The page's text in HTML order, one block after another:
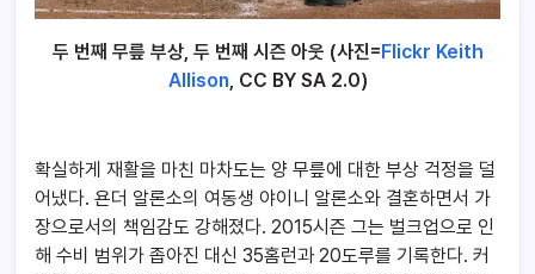
두 번째 무릎 부상, 두 번째 시즌 아웃 (사진=Flickr Keith
Allison, CC BY SA 2.0)
확실하게 재활을 마친 마차도는 양 무릎에 대한 부상 걱정을 덜
어냈다. 욘더 알론소의 여동생 야이니 알론소와 결혼하면서 가
장으로서의 책임감도 강해졌다. 2015시즌 그는 벌크업으로 인
해 수비 범위가 좁아진 대신 35홈런과 20도루를 기록한다. 커